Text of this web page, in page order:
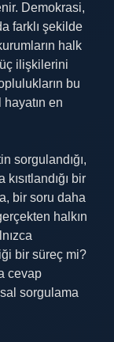
Demokrasi,
farklı şekilde
halk
ilişkilerini
bu
hayatın en
sorgulandığı,
bir
bir soru daha
halkın
bir süreç mi?
cevap
sorgulama